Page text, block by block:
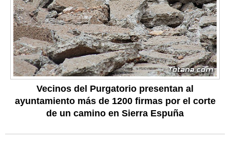
Vecinos del Purgatorio presentan al
ayuntamiento más de 1200 firmas por el corte
de un camino en Sierra Espuña